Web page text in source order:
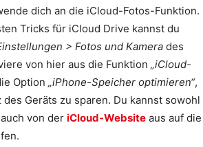
dich an die iCloud-Fotos-Funktion.
Tricks für iCloud Drive kannst du
> Fotos und Kamera des
von hier aus die Funktion „iCloud-
Option „iPhone-Speicher optimieren“,
Geräts zu sparen. Du kannst sowohl
von der iCloud-Website aus auf die